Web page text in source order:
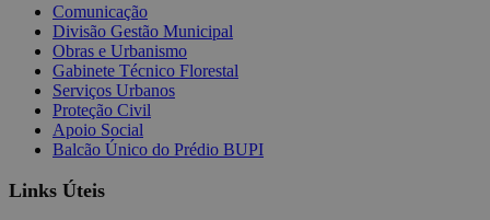
Comunicação
Divisão Gestão Municipal
Obras e Urbanismo
Gabinete Técnico Florestal
Serviços Urbanos
Proteção Civil
Apoio Social
Balcão Único do Prédio BUPI
Links Úteis